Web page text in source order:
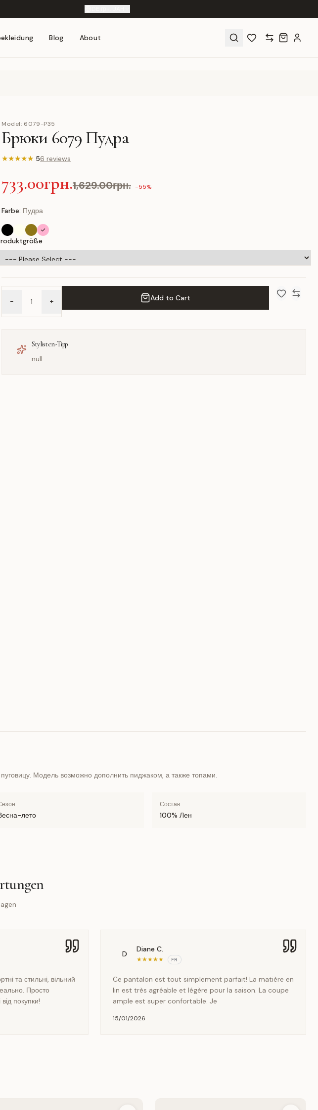
Blog About
Model: 6079-P35
Брюки 6079 Пудра
★★★★★ 56 reviews
733.00грн.1,629.00грн. -55%
Farbe: Пудра
- + Add to Cart
Stylisten-Tipp
null
Модель возможно дополнить пиджаком, а также топами.
лето
Состав
100% Лен
та стильні, вільний
Просто
покупки!
D
Diane C.
★★★★★ FR
Ce pantalon est tout simplement parfait! La matière en
lin est très agréable et légère pour la saison. La coupe
ample est super confortable. Je
15/01/2026